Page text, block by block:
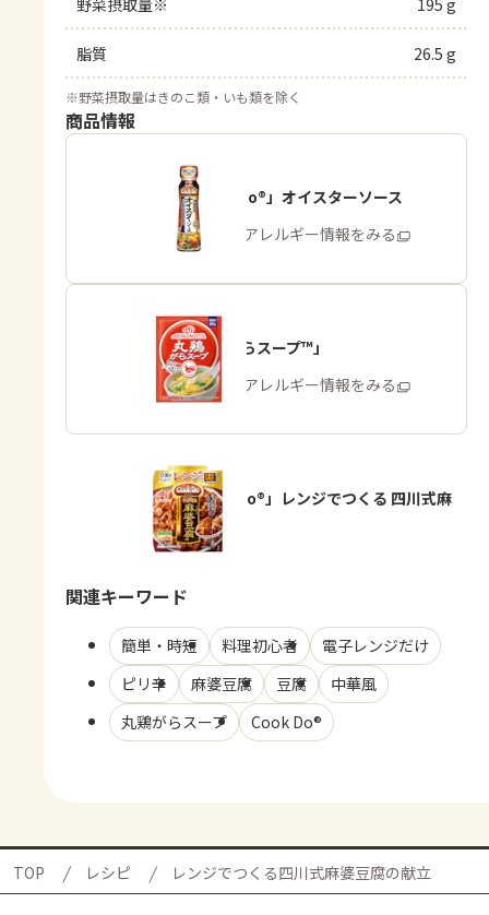
野菜摂取量※ 195 g
脂質 26.5 g
※野菜摂取量はきのこ類・いも類を除く
商品情報
「Cook Do®」オイスターソース
商品・アレルギー情報をみる
「丸鶏がらスープ™」
商品・アレルギー情報をみる
「Cook Do®」レンジでつくる 四川式麻
婆豆腐用
関連キーワード
簡単・時短 料理初心者
電子レンジだけ
ピリ辛
麻婆豆腐 豆腐
中華風
丸鶏がらスープ
Cook Do®
TOP レシピ レンジでつくる四川式麻婆豆腐の献立